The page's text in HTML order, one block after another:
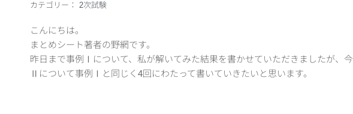
カテゴリー： 2次試験
こんにちは。
まとめシート著者の野網です。
昨日まで事例Ⅰについて、私が解いてみた結果を書かせていただきましたが、
Ⅱについて事例Ⅰと同じく4回にわたって書いていきたいと思います。